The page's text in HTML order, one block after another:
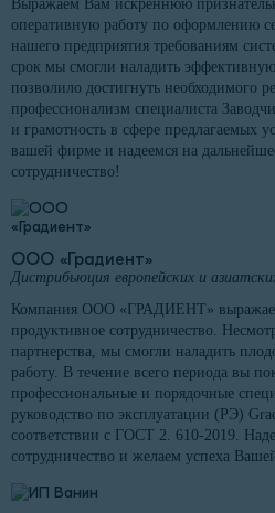
Выражаем Вам искреннюю
оперативную работу по оформлению
нашего предприятия требованиям
срок мы смогли наладить
позволило достигнуть необходимого
профессионализм специалиста
и грамотность в сфере предлагаемых
вашей фирме и надеемся на
сотрудничество!
ООО «Градиент»
Дистрибьюция европейских и
Компания ООО «ГРАДИЕНТ» выражает
продуктивное сотрудничество.
партнерства, мы смогли наладить
работу. В течение всего периода вы
профессиональные и порядочные
руководство по эксплуатации (РЭ)
соответствии с ГОСТ 2. 610-2019.
сотрудничество и желаем успеха